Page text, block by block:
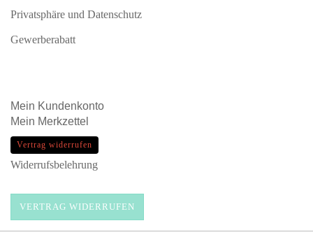
Privatsphäre und Datenschutz
Gewerberabatt
Mein Kundenkonto
Mein Merkzettel
Vertrag widerrufen
Widerrufsbelehrung
VERTRAG WIDERRUFEN